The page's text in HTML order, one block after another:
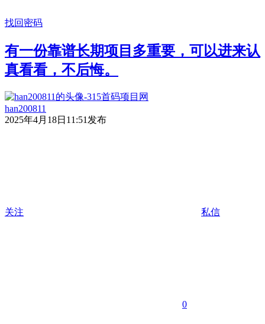
找回密码
有一份靠谱长期项目多重要，可以进来认
真看看，不后悔。
han200811
2025年4月18日11:51发布
关注 私信
0